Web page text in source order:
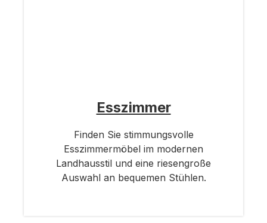
Esszimmer
Finden Sie stimmungsvolle
Esszimmermöbel im modernen
Landhausstil und eine riesengroße
Auswahl an bequemen Stühlen.